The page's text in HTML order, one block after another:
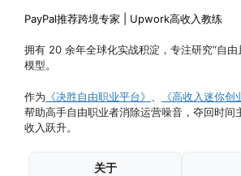
PayPal推荐跨境专家 | Upwork高收入教练
拥有 20 余年全球化实战积淀，专注研究“自由
模型。
作为 《决胜自由职业平台》 《高收入迷你创
帮助高手自由职业者消除运营噪音，夺回时间
收入跃升。
关于